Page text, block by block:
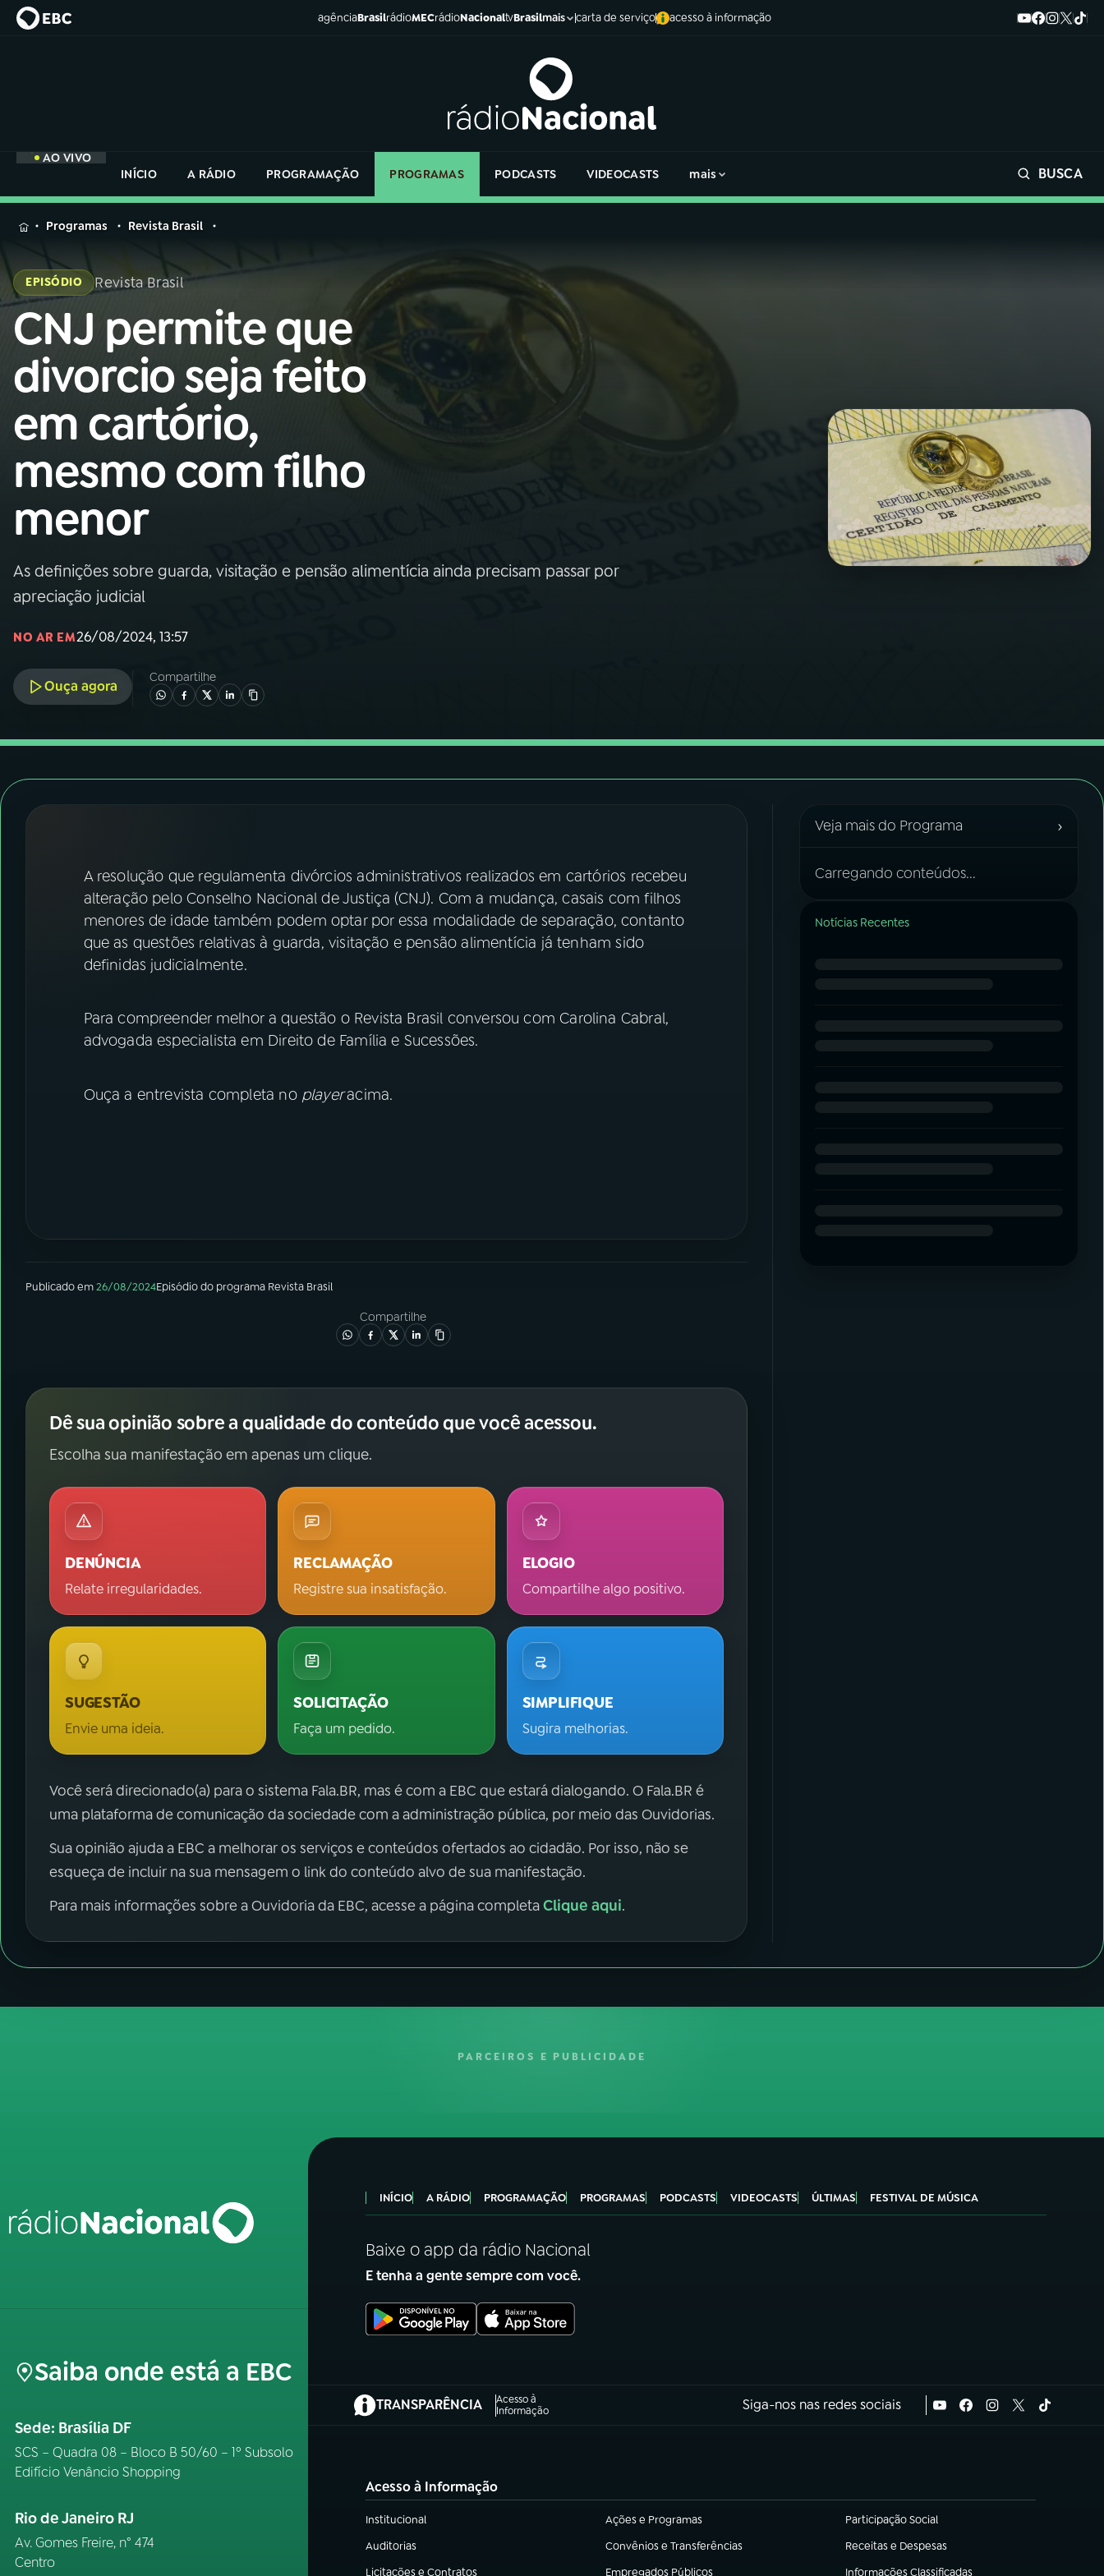
agênciaBrasilrádioMECrádioNacionaltvBrasilmais carta de serviço acesso à informação
AO VIVO
INÍCIO
A RÁDIO PROGRAMAÇÃO PROGRAMAS PODCASTS VIDEOCASTS mais BUSCA
MENU
Buscar
Rádio
Nacional
01INÍCIO
02A RÁDIO
03PROGRAMAÇÃO
04PROGRAMAS
05 PODCASTS
06VIDEOCASTS
07ÚLTIMAS
YouTube Facebook
Instagram X
na
Rádio
Nacional
Programas Revista Brasil
EPISÓDIO Revista Brasil
CNJ permite que
divorcio seja feito
em cartório,
mesmo com filho
menor
As definições sobre guarda, visitação e pensão alimentícia ainda precisam passar por
apreciação judicial
NO AR EM26/08/2024, 13:57
Ouça agora
Compartilhe
A resolução que regulamenta divórcios administrativos realizados em cartórios recebeu
alteração pelo Conselho Nacional de Justiça (CNJ). Com a mudança, casais com filhos
menores de idade também podem optar por essa modalidade de separação, contanto
que as questões relativas à guarda, visitação e pensão alimentícia já tenham sido
definidas judicialmente.
Para compreender melhor a questão o Revista Brasil conversou com Carolina Cabral,
advogada especialista em Direito de Família e Sucessões.
Ouça a entrevista completa no playeracima.
Publicado em26/08/2024Episódiodo programa Revista Brasil
Compartilhe
Dê sua opinião sobre a qualidade do conteúdo que você acessou.
Escolha sua manifestação em apenas um clique.
DENÚNCIA
Relate irregularidades.
RECLAMAÇÃO
Registre sua insatisfação.
ELOGIO
Compartilhe algo positivo.
SUGESTÃO
Envie uma ideia.
SOLICITAÇÃO
Faça um pedido.
SIMPLIFIQUE
Sugira melhorias.
Você será direcionado(a) para o sistema Fala.BR, mas é com a EBC que estará dialogando. O Fala.BR é
uma plataforma de comunicação da sociedade com a administração pública, por meio das Ouvidorias.
Sua opinião ajuda a EBC a melhorar os serviços e conteúdos ofertados ao cidadão. Por isso, não se
esqueça de incluir na sua mensagem o link do conteúdo alvo de sua manifestação.
Para mais informações sobre a Ouvidoria da EBC, acesse a página completaClique aqui.
Veja mais do Programa ›
Carregando conteúdos...
Notícias Recentes
PARCEIROS E PUBLICIDADE
Saiba onde está a EBC
Sede: Brasília DF
SCS – Quadra 08 – Bloco B 50/60 – 1º Subsolo
Edifício Venâncio Shopping
Rio de Janeiro RJ
Av. Gomes Freire, n° 474
Centro
INÍCIO A RÁDIO PROGRAMAÇÃO PROGRAMAS PODCASTS VIDEOCASTS ÚLTIMAS FESTIVAL DE MÚSICA
Baixe o app da rádio Nacional
E tenha a gente sempre com você.
TRANSPARÊNCIA
Acesso à
Informação
(abre em nova aba) Siga-nos nas redes sociais
Acesso à Informação
Institucional
(abre em nova aba) Ações e Programas
(abre em nova aba) Participação Social
(abre em nova aba)
Auditorias
(abre em nova aba) Convênios e Transferências
(abre em nova aba) Receitas e Despesas
(abre em nova aba)
Licitações e Contratos
Empregados Públicos Informações Classificadas